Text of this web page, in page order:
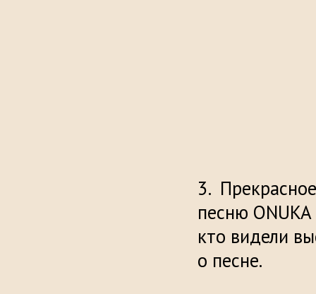
песню
кто видели
о